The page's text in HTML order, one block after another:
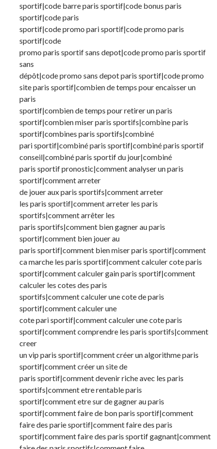
sportif|code barre paris sportif|code bonus paris
sportif|code paris
sportif|code promo pari sportif|code promo paris
sportif|code
promo paris sportif sans depot|code promo paris sportif
sans
dépôt|code promo sans depot paris sportif|code promo
site paris sportif|combien de temps pour encaisser un
paris
sportif|combien de temps pour retirer un paris
sportif|combien miser paris sportifs|combine paris
sportif|combines paris sportifs|combiné
pari sportif|combiné paris sportif|combiné paris sportif
conseil|combiné paris sportif du jour|combiné
paris sportif pronostic|comment analyser un paris
sportif|comment arreter
de jouer aux paris sportifs|comment arreter
les paris sportif|comment arreter les paris
sportifs|comment arrêter les
paris sportifs|comment bien gagner au paris
sportif|comment bien jouer au
paris sportif|comment bien miser paris sportif|comment
ca marche les paris sportif|comment calculer cote paris
sportif|comment calculer gain paris sportif|comment
calculer les cotes des paris
sportifs|comment calculer une cote de paris
sportif|comment calculer une
cote pari sportif|comment calculer une cote paris
sportif|comment comprendre les paris sportifs|comment
creer
un vip paris sportif|comment créer un algorithme paris
sportif|comment créer un site de
paris sportif|comment devenir riche avec les paris
sportifs|comment etre rentable paris
sportif|comment etre sur de gagner au paris
sportif|comment faire de bon paris sportif|comment
faire des parie sportif|comment faire des paris
sportif|comment faire des paris sportif gagnant|comment